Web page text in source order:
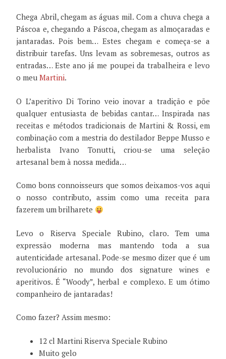
Chega Abril, chegam as águas mil. Com a chuva chega a
Páscoa e, chegando a Páscoa, chegam as almoçaradas e
jantaradas. Pois bem… Estes chegam e começa-se a
distribuir tarefas. Uns levam as sobremesas, outros as
entradas… Este ano já me poupei da trabalheira e levo
o meu Martini.
O L’aperitivo Di Torino veio inovar a tradição e põe
qualquer entusiasta de bebidas cantar… Inspirada nas
receitas e métodos tradicionais de Martini & Rossi, em
combinação com a mestria do destilador Beppe Musso e
herbalista Ivano Tonutti, criou-se uma seleção
artesanal bem à nossa medida…
Como bons connoisseurs que somos deixamos-vos aqui
o nosso contributo, assim como uma receita para
fazerem um brilharete
Levo o Riserva Speciale Rubino, claro. Tem uma
expressão moderna mas mantendo toda a sua
autenticidade artesanal. Pode-se mesmo dizer que é um
revolucionário no mundo dos signature wines e
aperitivos. É “Woody”, herbal e complexo. E um ótimo
companheiro de jantaradas!
Como fazer? Assim mesmo:
12 cl Martini Riserva Speciale Rubino
Muito gelo